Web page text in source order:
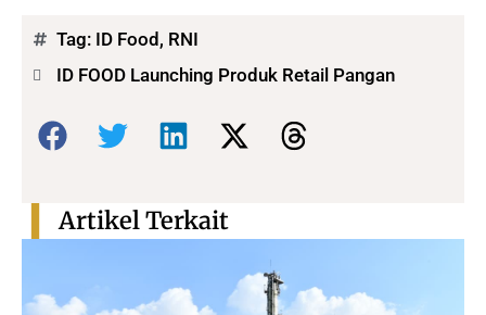
Tag: ID Food, RNI
ID FOOD Launching Produk Retail Pangan
Bagikan:
Artikel Terkait